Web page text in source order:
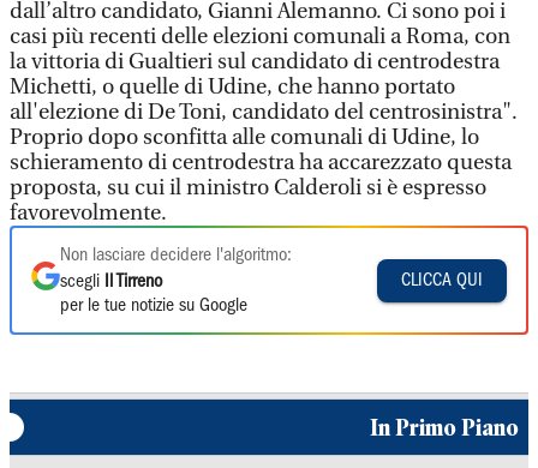
dall’altro candidato, Gianni Alemanno. Ci sono poi i
casi più recenti delle elezioni comunali a Roma, con
la vittoria di Gualtieri sul candidato di centrodestra
Michetti, o quelle di Udine, che hanno portato
all'elezione di De Toni, candidato del centrosinistra".
Proprio dopo sconfitta alle comunali di Udine, lo
schieramento di centrodestra ha accarezzato questa
proposta, su cui il ministro Calderoli si è espresso
favorevolmente.
Non lasciare decidere l'algoritmo:
scegli
Il Tirreno
per le tue notizie su Google
CLICCA QUI
In Primo Piano